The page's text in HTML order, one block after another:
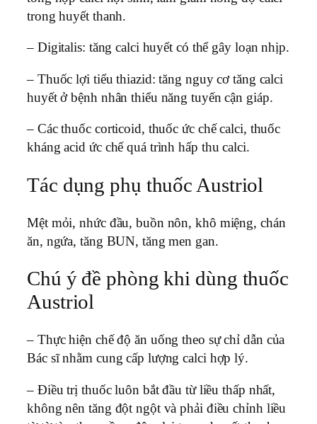
trong huyết thanh.
– Digitalis: tăng calci huyết có thể gây loạn nhịp.
– Thuốc lợi tiểu thiazid: tăng nguy cơ tăng calci
huyết ở bệnh nhân thiểu năng tuyến cận giáp.
– Các thuốc corticoid, thuốc ức chế calci, thuốc
kháng acid ức chế quá trình hấp thu calci.
Tác dụng phụ thuốc Austriol
Mệt mỏi, nhức đầu, buồn nôn, khô miệng, chán
ăn, ngứa, tăng BUN, tăng men gan.
Chú ý đề phòng khi dùng thuốc
Austriol
– Thực hiện chế độ ăn uống theo sự chỉ dẫn của
Bác sĩ nhằm cung cấp lượng calci hợp lý.
– Điều trị thuốc luôn bắt đầu từ liều thấp nhất,
không nên tăng đột ngột và phải điều chỉnh liều